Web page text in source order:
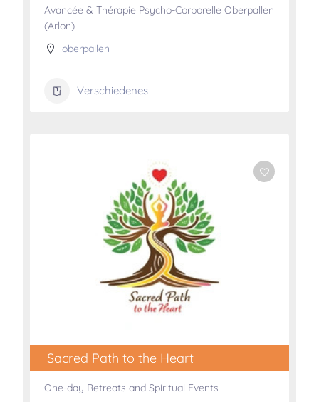
Avancée & Thérapie Psycho-Corporelle Oberpallen
(Arlon)
oberpallen
Verschiedenes
Sacred Path to the Heart
One-day Retreats and Spiritual Events